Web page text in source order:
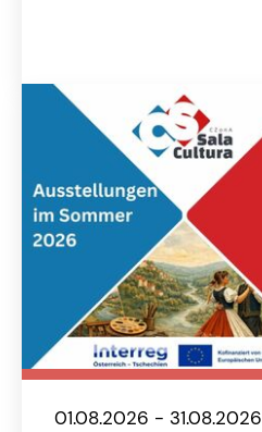
01.08.2026 - 31.08.2026